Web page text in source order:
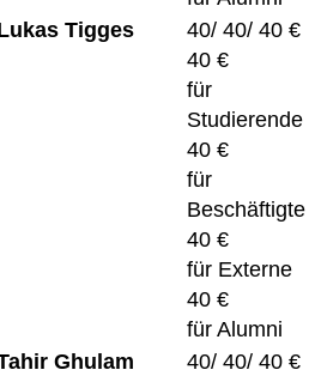
Tigges
40/ 40/ 40 €
40 €
für
Studierende
40 €
für
Beschäftigte
40 €
für Externe
40 €
für Alumni
Ghulam
40/ 40/ 40 €